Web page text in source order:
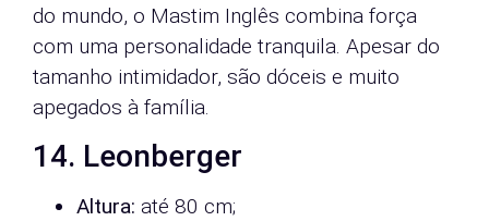
do mundo, o Mastim Inglês combina força
com uma personalidade tranquila. Apesar do
tamanho intimidador, são dóceis e muito
apegados à família.
14. Leonberger
Altura: até 80 cm;